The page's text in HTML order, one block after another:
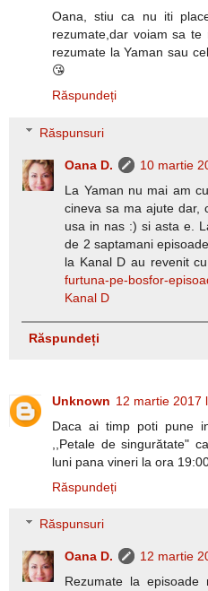
Oana, stiu ca nu iti
rezumate,dar voiam sa
rezumate la Yaman sau
😘
Răspundeți
Răspunsuri
Oana D.
10 martie
La Yaman nu mai am
cineva sa ma ajute dar,
usa in nas :) si asta e.
de 2 saptamani
la Kanal D au revenit
furtuna-pe-bosfor-
Kanal D
Răspundeți
Unknown 12 martie 2017
Daca ai timp poti pune
,,Petale de singurătate"
luni pana vineri la ora
Răspundeți
Răspunsuri
Oana D.
12 martie
Rezumate la